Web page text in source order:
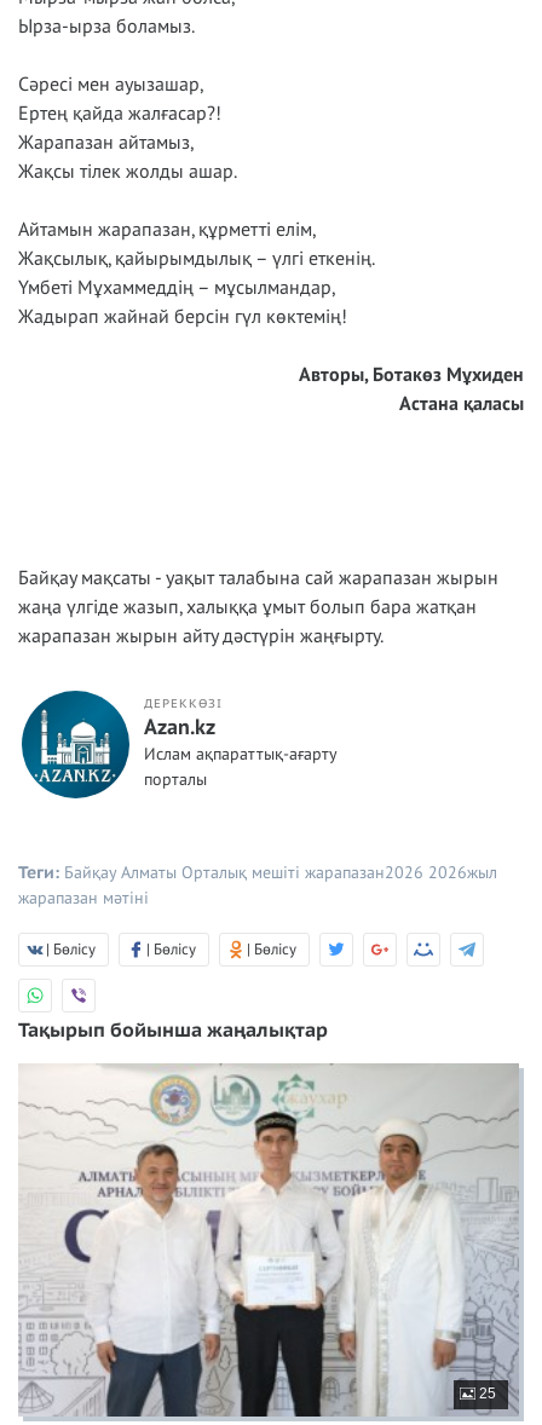
Ырза-ырза боламыз.
Сәресі мен ауызашар,
Ертең қайда жалғасар?!
Жарапазан айтамыз,
Жақсы тілек жолды ашар.
Айтамын жарапазан, құрметті елім,
Жақсылық, қайырымдылық – үлгі еткенің.
Үмбеті Мұхаммеддің – мұсылмандар,
Жадырап жайнай берсін гүл көктемің!
Авторы, Ботакөз Мұхиден
Астана қаласы
Байқау мақсаты - уақыт талабына сай жарапазан жырын
жаңа үлгіде жазып, халыққа ұмыт болып бара жатқан
жарапазан жырын айту дәстүрін жаңғырту.
ДЕРЕККӨЗІ
Azan.kz
Ислам ақпараттық-ағарту
порталы
Теги: Байқау Алматы Орталық мешіті жарапазан2026 2026жыл
жарапазан мәтіні
| Бөлісу | Бөлісу | Бөлісу
Тақырып бойынша жаңалықтар
25